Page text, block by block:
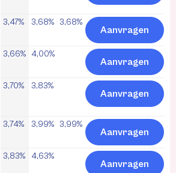
3,47% 3,68% 3,68%
Aanvragen
3,66% 4,00%
Aanvragen
3,70% 3,83%
Aanvragen
3,74% 3,99% 3,99%
Aanvragen
3,83% 4,63%
Aanvragen